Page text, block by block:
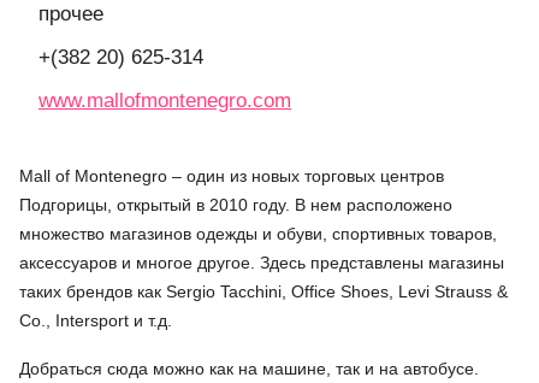
прочее
+(382 20) 625-314
www.mallofmontenegro.com
Mall of Montenegro – один из новых торговых центров
Подгорицы, открытый в 2010 году. В нем расположено
множество магазинов одежды и обуви, спортивных товаров,
аксессуаров и многое другое. Здесь представлены магазины
таких брендов как Sergio Tacchini, Office Shoes, Levi Strauss &
Co., Intersport и т.д.
Добраться сюда можно как на машине, так и на автобусе.